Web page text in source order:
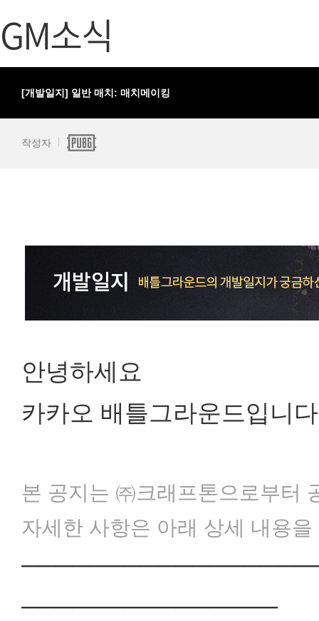
프렌즈팝콘
프렌즈타운
GM소식
[개발일지] 일반 매치: 매치메이킹
작성자
안녕하세요
카카오 배틀그라운드입니
본 공지는 ㈜크래프톤으로부터
자세한 사항은 아래 상세 내용
───────────────